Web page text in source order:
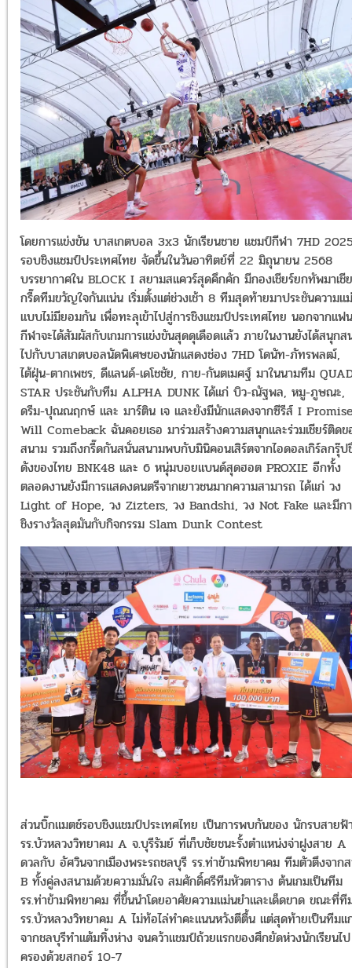
โดยการแข่งขัน บาสเกตบอล 3x3 นักเรียนชาย แชมป์กีฬา 7HD
รอบชิงแชมป์ประเทศไทย จัดขึ้นในวันอาทิตย์ที่ 22 มิถุนายน 2568
บรรยากาศใน BLOCK I สยามสแควร์สุดคึกคัก มีกองเชียร์ยกทัพมาเชี
กรี๊ดทีมขวัญใจกันแน่น เริ่มตั้งแต่ช่วงเช้า 8 ทีมสุดท้ายมาประชันความแ
แบบไม่มียอมกัน เพื่อทะลุเข้าไปสู่การชิงแชมป์ประเทศไทย นอกจากแฟน
กีฬาจะได้สัมผัสกับเกมการแข่งขันสุดดุเดือดแล้ว ภายในงานยังได้สนุกส
ไปกับบาสเกตบอลนัดพิเศษของนักแสดงช่อง 7HD โดนัท-ภัทรพลฒ์,
ไต้ฝุ่น-ตากเพชร, ดีแลนด์-เดโชชัย, กาย-กันตเมศฐ์ มาในนามทีม
STAR ประชันกับทีม ALPHA DUNK ได้แก่ บิว-ณัฐพล, หมู-ภูษณะ,
ดรีม-ปุณณฤกษ์ และ มาร์ติน เจ และยังมีนักเเสดงจากซีรีส์ I
Will Comeback ฉันคอยเธอ มาร่วมสร้างความสนุกและร่วมเชียร์ติด
สนาม รวมถึงกรี๊ดกันสนั่นสนามพบกับมินิคอนเสิร์ตจากไอดอลเกิร์ลกรุ๊ป
ดังของไทย BNK48 และ 6 หนุ่มบอยแบนด์สุดฮอต PROXIE อีกทั้ง
ตลอดงานยังมีการแสดงดนตรีจากเยาวชนมากความสามารถ ได้แก่ วง
Light of Hope, วง Zizters, วง Bandshi, วง Not Fake และมีก
ชิงรางวัลสุดมันกับกิจกรรม Slam Dunk Contest
ส่วนบิ๊กแมตช์รอบชิงแชมป์ประเทศไทย เป็นการพบกันของ นักรบสายฟ้
รร.บัวหลวงวิทยาคม A จ.บุรีรัมย์ ที่เก็บชัยชนะรั้งตำแหน่งจ่าฝูงสาย A
ดวลกับ อัศวินจากเมืองพระรถชลบุรี รร.ท่าข้ามพิทยาคม ทีมตัวตึงจาก
B ทั้งคู่ลงสนามด้วยความมั่นใจ สมศักดิ์ศรีทีมหัวตาราง ต้นเกมเป็นทีม
รร.ท่าข้ามพิทยาคม ที่ขึ้นนำโดยอาศัยความแม่นยำและเด็ดขาด ขณะที่ที
รร.บัวหลวงวิทยาคม A ไม่ท้อไล่ทำคะแนนหวังตีตื้น แต่สุดท้ายเป็นทีมแ
จากชลบุรีทำแต้มทิ้งห่าง จนคว้าแชมป์ถ้วยแรกของศึกยัดห่วงนักเรียนไป
ครองด้วยสกอร์ 10-7